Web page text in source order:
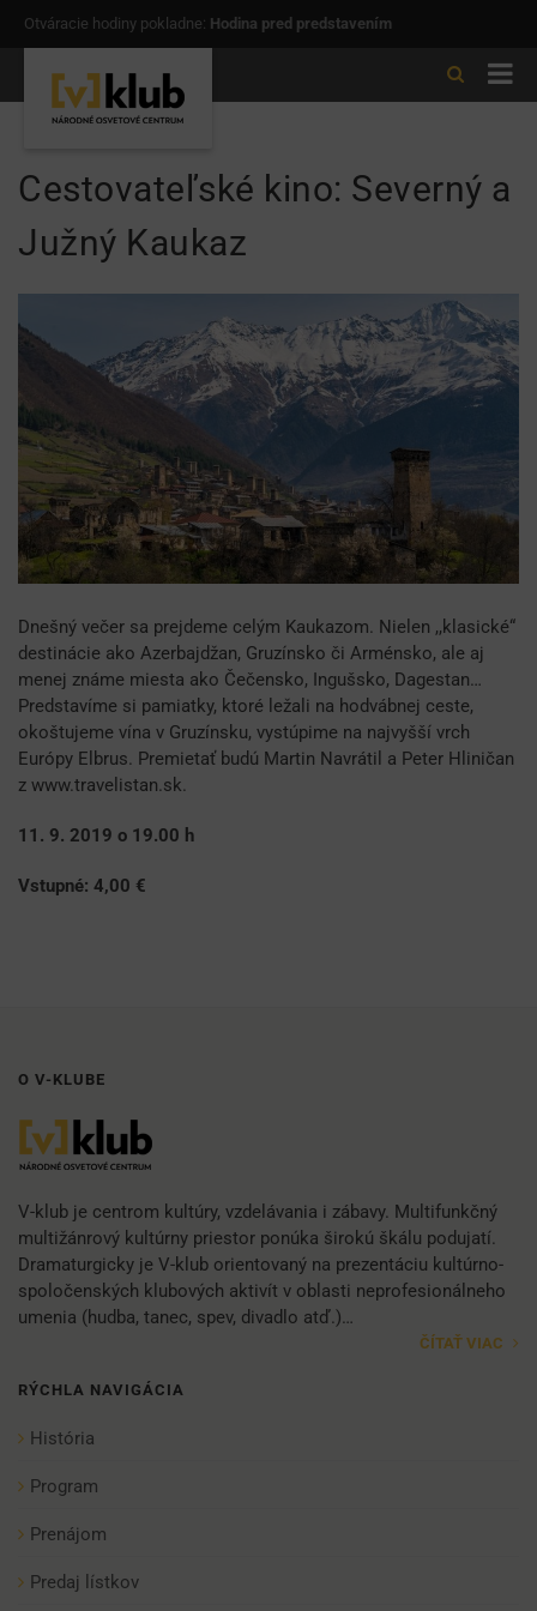
Otváracie hodiny pokladne: Hodina pred predstavením
Cestovateľské kino: Severný a
Južný Kaukaz
Dnešný večer sa prejdeme celým Kaukazom. Nielen ,,klasické“
destinácie ako Azerbajdžan, Gruzínsko či Arménsko, ale aj
menej známe miesta ako Čečensko, Ingušsko, Dagestan…
Predstavíme si pamiatky, ktoré ležali na hodvábnej ceste,
okoštujeme vína v Gruzínsku, vystúpime na najvyšší vrch
Európy Elbrus. Premietať budú Martin Navrátil a Peter Hliničan
z www.travelistan.sk.
11. 9. 2019 o 19.00 h
Vstupné: 4,00 €
O V-KLUBE
V-klub je centrom kultúry, vzdelávania i zábavy. Multifunkčný
multižánrový kultúrny priestor ponúka širokú škálu podujatí.
Dramaturgicky je V-klub orientovaný na prezentáciu kultúrno-
spoločenských klubových aktivít v oblasti neprofesionálneho
umenia (hudba, tanec, spev, divadlo atď.)…
ČÍTAŤ VIAC
RÝCHLA NAVIGÁCIA
História
Program
Prenájom
Predaj lístkov